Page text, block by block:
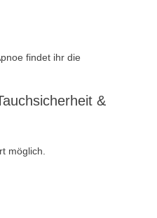
findet ihr die
&
möglich.